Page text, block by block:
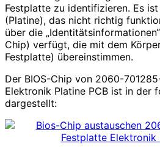
Festplatte zu identifizieren. Es ist
(Platine), das nicht richtig
über die
Chip) verfügt, die mit dem
Festplatte) übereinstimmen.
Der BIOS-Chip von 2060-
Elektronik Platine PCB ist in der
dargestellt: